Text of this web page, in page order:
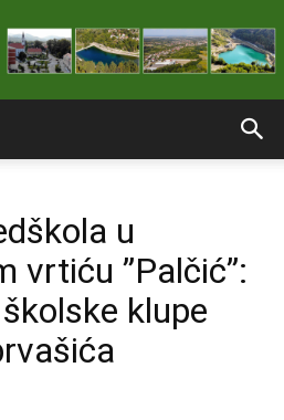
stranice
Grada
u
vrtiću ”Palčić”:
klupe